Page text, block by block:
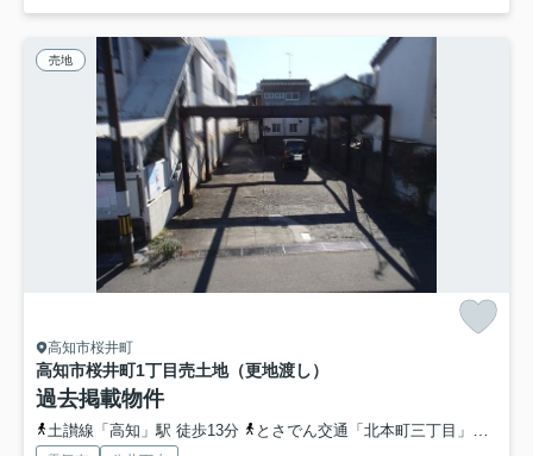
売地
高知市桜井町
高知市桜井町1丁目売土地（更地渡し）
過去掲載物件
土讃線「高知」駅 徒歩13分 とさでん交通「北本町三丁目」バス停下車 徒歩7分